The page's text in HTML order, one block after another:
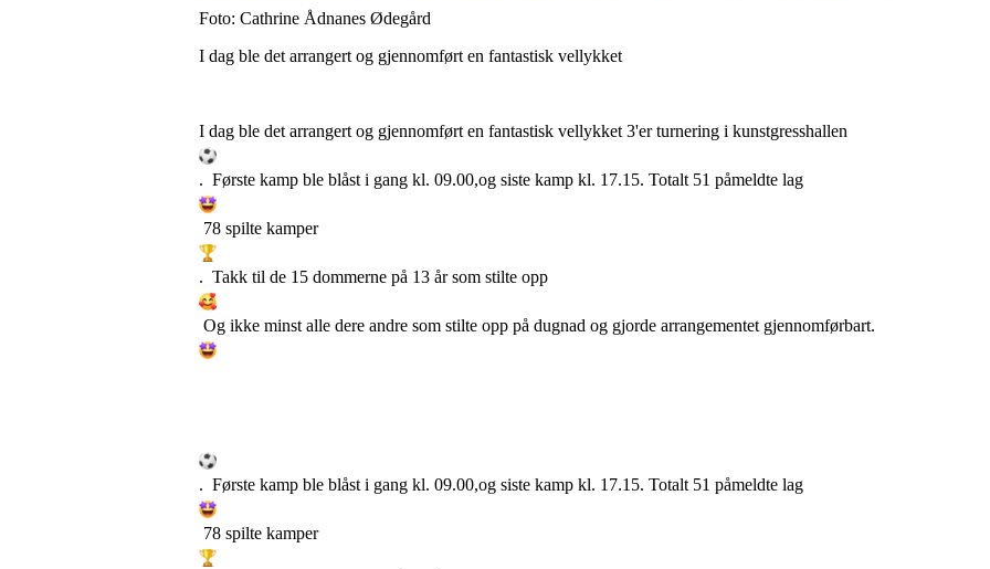
Foto: Cathrine Ådnanes Ødegård
I dag ble det arrangert og gjennomført en fantastisk vellykket
I dag ble det arrangert og gjennomført en fantastisk vellykket 3'er turnering i kunstgresshallen
. Første kamp ble blåst i gang kl. 09.00,og siste kamp kl. 17.15. Totalt 51 påmeldte lag
78 spilte kamper
. Takk til de 15 dommerne på 13 år som stilte opp
Og ikke minst alle dere andre som stilte opp på dugnad og gjorde arrangementet gjennomførbart.
. Første kamp ble blåst i gang kl. 09.00,og siste kamp kl. 17.15. Totalt 51 påmeldte lag
78 spilte kamper